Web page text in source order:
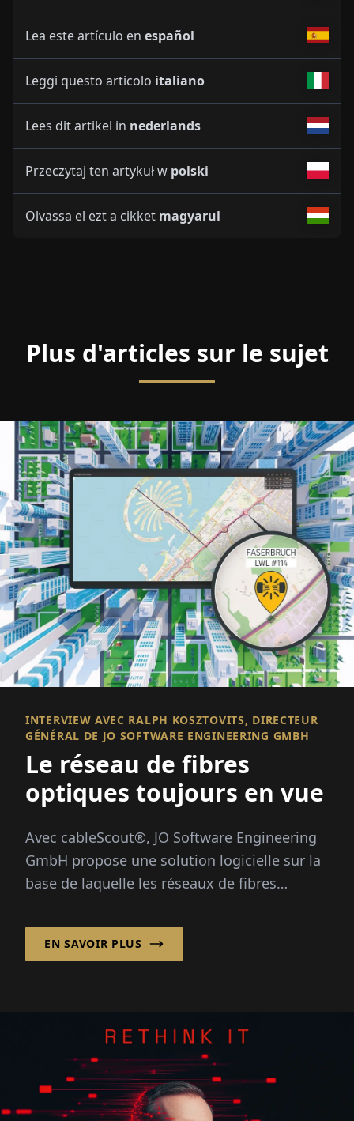
Lea este artículo en español
Leggi questo articolo italiano
Lees dit artikel in nederlands
Przeczytaj ten artykuł w polski
Olvassa el ezt a cikket magyarul
Plus d'articles sur le sujet
INTERVIEW AVEC RALPH KOSZTOVITS, DIRECTEUR
GÉNÉRAL DE JO SOFTWARE ENGINEERING GMBH
Le réseau de fibres
optiques toujours en vue
Avec cableScout®, JO Software Engineering
GmbH propose une solution logicielle sur la
base de laquelle les réseaux de fibres
de manière sécurisée tout autour de
l'horloge...
EN SAVOIR PLUS